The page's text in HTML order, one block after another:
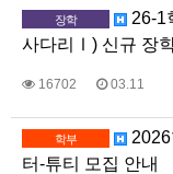
장학
26-1
사다리Ⅰ) 신규 장
16702 03.11
학부
터-튜티 모집 안내